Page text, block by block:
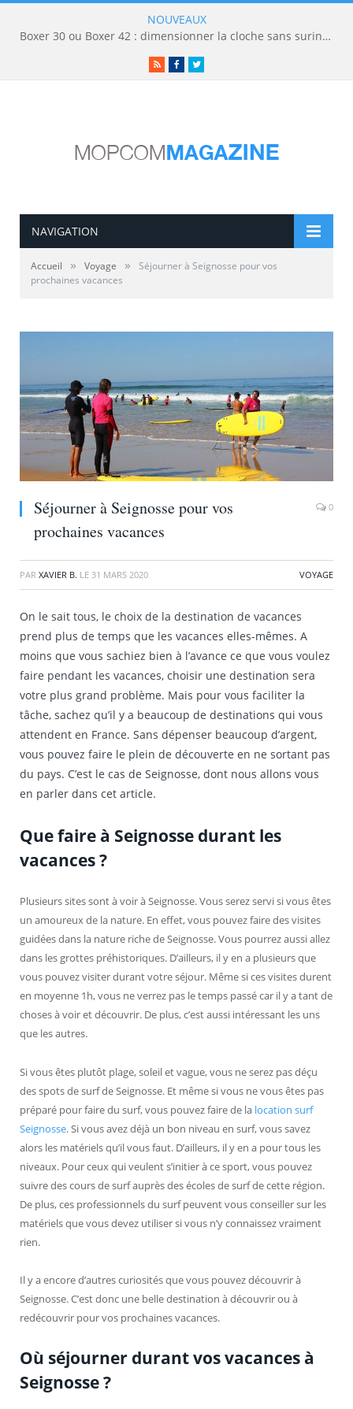
NOUVEAUX
Boxer 30 ou Boxer 42 : dimensionner la cloche sans surinvestir
RSSFacebookTwitter
NAVIGATION
Accueil » Voyage »
Séjourner à Seignosse pour vos
prochaines vacances
Séjourner à Seignosse pour vos
prochaines vacances
0
PAR XAVIER B. LE 31 MARS 2020 VOYAGE
On le sait tous, le choix de la destination de vacances
prend plus de temps que les vacances elles-mêmes. A
moins que vous sachiez bien à l’avance ce que vous voulez
faire pendant les vacances, choisir une destination sera
votre plus grand problème. Mais pour vous faciliter la
tâche, sachez qu’il y a beaucoup de destinations qui vous
attendent en France. Sans dépenser beaucoup d’argent,
vous pouvez faire le plein de découverte en ne sortant pas
du pays. C’est le cas de Seignosse, dont nous allons vous
en parler dans cet article.
Que faire à Seignosse durant les
vacances ?
Plusieurs sites sont à voir à Seignosse. Vous serez servi si vous êtes
un amoureux de la nature. En effet, vous pouvez faire des visites
guidées dans la nature riche de Seignosse. Vous pourrez aussi allez
dans les grottes préhistoriques. D’ailleurs, il y en a plusieurs que
vous pouvez visiter durant votre séjour. Même si ces visites durent
en moyenne 1h, vous ne verrez pas le temps passé car il y a tant de
choses à voir et découvrir. De plus, c’est aussi intéressant les uns
que les autres.
Si vous êtes plutôt plage, soleil et vague, vous ne serez pas déçu
des spots de surf de Seignosse. Et même si vous ne vous êtes pas
préparé pour faire du surf, vous pouvez faire de la location surf
Seignosse. Si vous avez déjà un bon niveau en surf, vous savez
alors les matériels qu’il vous faut. D’ailleurs, il y en a pour tous les
niveaux. Pour ceux qui veulent s’initier à ce sport, vous pouvez
suivre des cours de surf auprès des écoles de surf de cette région.
De plus, ces professionnels du surf peuvent vous conseiller sur les
matériels que vous devez utiliser si vous n’y connaissez vraiment
rien.
Il y a encore d’autres curiosités que vous pouvez découvrir à
Seignosse. C’est donc une belle destination à découvrir ou à
redécouvrir pour vos prochaines vacances.
Où séjourner durant vos vacances à
Seignosse ?